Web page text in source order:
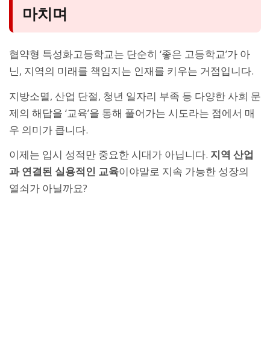
마치며
협약형 특성화고등학교는 단순히 ‘좋은 고등학교’가 아
닌, 지역의 미래를 책임지는 인재를 키우는 거점입니다.
지방소멸, 산업 단절, 청년 일자리 부족 등 다양한 사회 문
제의 해답을 ‘교육’을 통해 풀어가는 시도라는 점에서 매
우 의미가 큽니다.
이제는 입시 성적만 중요한 시대가 아닙니다. 지역 산업
과 연결된 실용적인 교육이야말로 지속 가능한 성장의
열쇠가 아닐까요?